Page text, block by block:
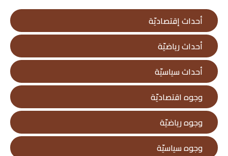
أحداث إقتصاديّة
أحداث رياضيّة
أحداث سياسيّة
وجوه اقتصاديّة
وجوه رياضيّة
وجوه سياسيّة